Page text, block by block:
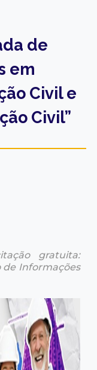
de
em
Civil e
Civil”
gratuita:
de Informações